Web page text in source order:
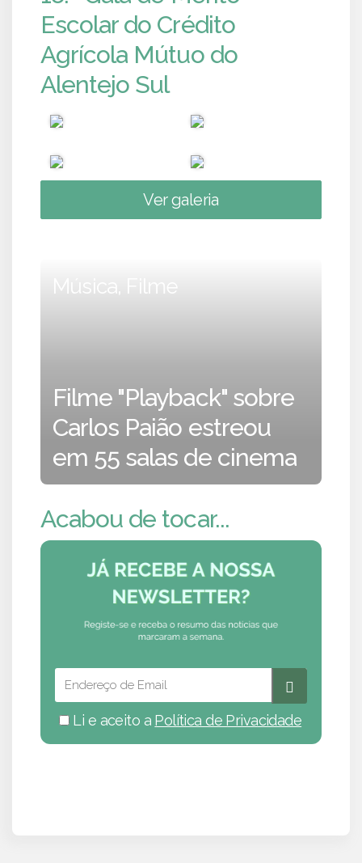
Escolar do Crédito
Agrícola Mútuo do
Alentejo Sul
Ver galeria
Música, Filme
Filme "Playback" sobre
Carlos Paião estreou
em 55 salas de cinema
Acabou de tocar...
Li e aceito a Política de Privacidade